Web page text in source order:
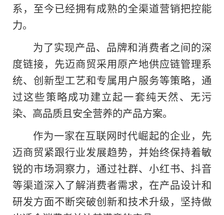
系，至今已经拥有成熟的全渠道营销把控能
力。
为了实现产品、品牌和消费者之间的深
度链接，先迈商贸采用原产地供应链管理系
统、创新型工艺和专属用户服务等策略，通
过这些策略成功建立起一套纯天然、无污
染、高品质且安全营养的产品方案。
作为一家在互联网时代崛起的企业，先
迈商贸紧跟行业发展趋势，并始终保持着敏
锐的市场洞察力，通过社群、小红书、抖音
等渠道深入了解消费者需求，在产品设计和
研发方面不断突破创新和技术升级，坚持做